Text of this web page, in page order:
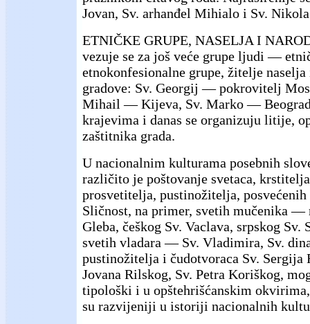
Jovan, Sv. arhanđel Mihialo i Sv.
ETNIČKE GRUPE, NASELJA I
vezuje se za još veće grupe ljudi —
etnokonfesionalne grupe, žitelje
gradove: Sv. Georgij — pokrovitelj
Mihail — Kijeva, Sv. Marko —
krajevima i danas se organizuju litije,
zaštitnika grada.
U nacionalnim kulturama posebnih
različito je poštovanje svetaca,
prosvetitelja, pustinožitelja,
Sličnost, na primer, svetih mučenika —
Gleba, češkog Sv. Vaclava, srpskog Sv.
svetih vladara — Sv. Vladimira, Sv.
pustinožitelja i čudotvoraca Sv. Sergija
Jovana Rilskog, Sv. Petra Koriškog,
tipološki i u opštehrišćanskim
su razvijeniji u istoriji nacionalnih